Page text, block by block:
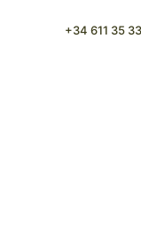
+34 611 35